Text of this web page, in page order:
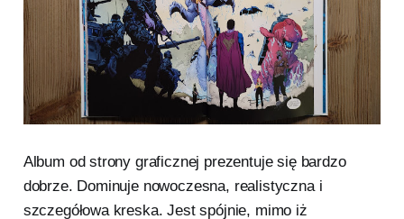
Album od strony graficznej prezentuje się bardzo
dobrze. Dominuje nowoczesna, realistyczna i
szczegółowa kreska. Jest spójnie, mimo iż